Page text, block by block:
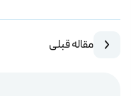
مقاله قبلی